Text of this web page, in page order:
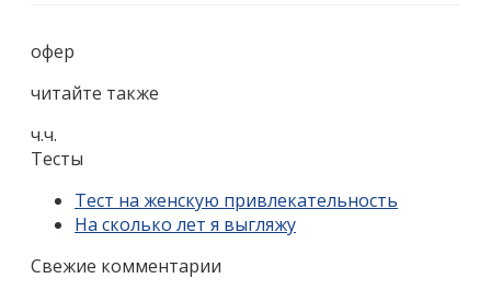
офер
читайте также
ч.ч.
Тесты
Тест на женскую привлекательность
На сколько лет я выгляжу
Свежие комментарии